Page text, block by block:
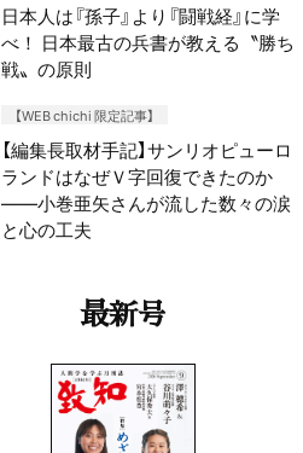
日本人は『孫子』より『闘戦経』に学
べ！ 日本最古の兵書が教える〝勝ち
戦〟の原則
【WEB chichi 限定記事】
【編集長取材手記】サンリオピューロ
ランドはなぜＶ字回復できたのか
——小巻亜矢さんが流した数々の涙
と心の工夫
最新号